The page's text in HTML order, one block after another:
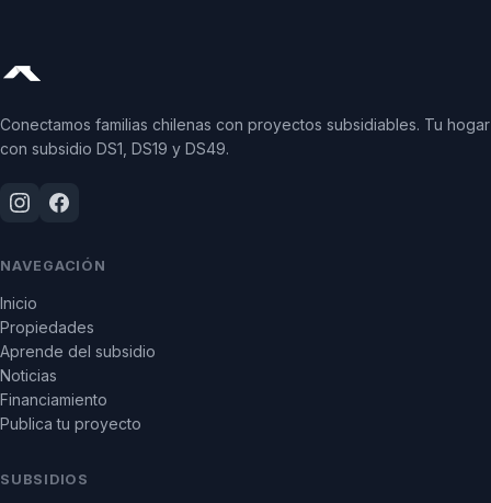
Conectamos familias chilenas con proyectos subsidiables. Tu hogar
con subsidio DS1, DS19 y DS49.
NAVEGACIÓN
Inicio
Propiedades
Aprende del subsidio
Noticias
Financiamiento
Publica tu proyecto
SUBSIDIOS